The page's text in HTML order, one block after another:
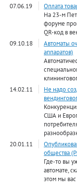
07.06.19
Оплата
На 23-м
форуме
QR-код в
09.10.18
Автоматы
аппаратов)
14.02.11
Не надо
США и
20.01.11
общества
Где-то вы
автомате,
этом мы